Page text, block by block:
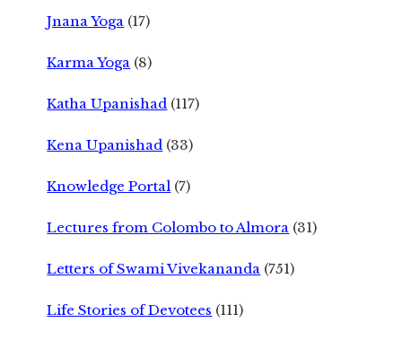
Jnana Yoga (17)
Karma Yoga (8)
Katha Upanishad (117)
Kena Upanishad (33)
Knowledge Portal (7)
Lectures from Colombo to Almora (31)
Letters of Swami Vivekananda (751)
Life Stories of Devotees (111)